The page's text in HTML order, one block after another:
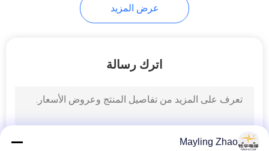
ارتفاع درجة الحرارة
الكابل
عرض المزيد
اترك رسالة
Mayling Zhao